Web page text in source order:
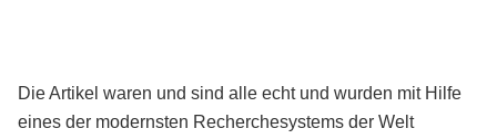
Die Artikel waren und sind alle echt und wurden mit Hilfe
eines der modernsten Recherchesystems der Welt